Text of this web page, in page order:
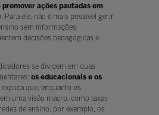
promover ações pautadas em
Para ele, não é mais possível gerir
sem informações
decisões pedagógicas e
se dividem em duas
os educacionais e os
explica que, enquanto os
uma visão macro, como taxas
de ensino, por exemplo, os